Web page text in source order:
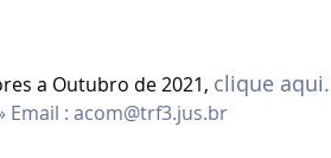
a Outubro de 2021, clique aqui.
Email : acom@trf3.jus.br